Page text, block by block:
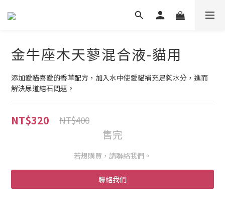
金牛座木天蓼混合液-貓用
添加愛貓喜愛的香草配方，加入水中使愛貓補充足夠水分，進而
解決尿道結石問題。
NT$320 NT$400
售完
若想購買，請聯絡我們。
聯絡我們